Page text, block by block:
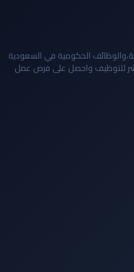
الحكومية في السعودية
للتوظيف واحصل على فرص عمل